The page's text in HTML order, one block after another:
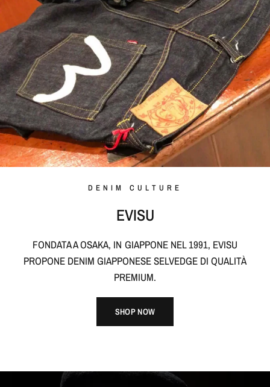
DENIM CULTURE
EVISU
FONDATA A OSAKA, IN GIAPPONE NEL 1991, EVISU
PROPONE DENIM GIAPPONESE SELVEDGE DI QUALITÀ
PREMIUM.
SHOP NOW